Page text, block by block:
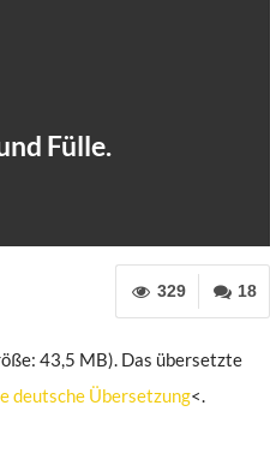
Fülle.
18
329
43,5 MB). Das übersetzte
deutsche Übersetzung<.